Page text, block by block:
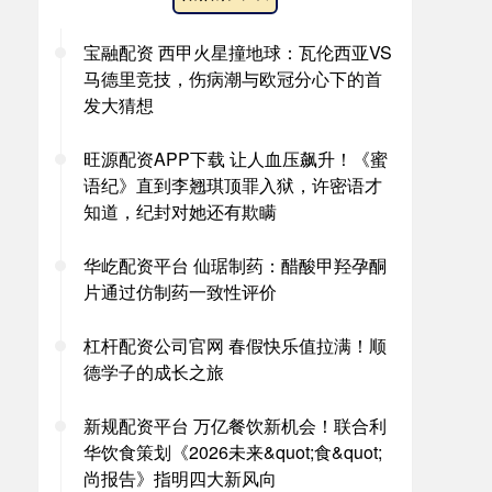
宝融配资 西甲火星撞地球：瓦伦西亚VS
马德里竞技，伤病潮与欧冠分心下的首
发大猜想
旺源配资APP下载 让人血压飙升！《蜜
语纪》直到李翘琪顶罪入狱，许密语才
知道，纪封对她还有欺瞒
华屹配资平台 仙琚制药：醋酸甲羟孕酮
片通过仿制药一致性评价
杠杆配资公司官网 春假快乐值拉满！顺
德学子的成长之旅
新规配资平台 万亿餐饮新机会！联合利
华饮食策划《2026未来&quot;食&quot;
尚报告》指明四大新风向